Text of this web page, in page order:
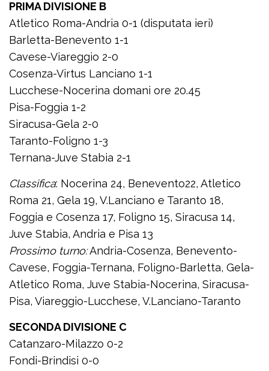
PRIMA DIVISIONE B
Atletico Roma-Andria 0-1 (disputata ieri)
Barletta-Benevento 1-1
Cavese-Viareggio 2-0
Cosenza-Virtus Lanciano 1-1
Lucchese-Nocerina domani ore 20.45
Pisa-Foggia 1-2
Siracusa-Gela 2-0
Taranto-Foligno 1-3
Ternana-Juve Stabia 2-1
Classifica: Nocerina 24, Benevento22, Atletico
Roma 21, Gela 19, V.Lanciano e Taranto 18,
Foggia e Cosenza 17, Foligno 15, Siracusa 14,
Juve Stabia, Andria e Pisa 13
Prossimo turno:Andria-Cosenza, Benevento-
Cavese, Foggia-Ternana, Foligno-Barletta, Gela-
Atletico Roma, Juve Stabia-Nocerina, Siracusa-
Pisa, Viareggio-Lucchese, V.Lanciano-Taranto
SECONDA DIVISIONE C
Catanzaro-Milazzo 0-2
Fondi-Brindisi 0-0